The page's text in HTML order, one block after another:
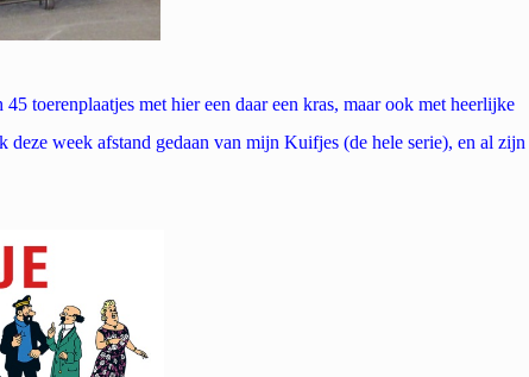
toerenplaatjes met hier een daar een kras, maar ook met heerlijke
deze week afstand gedaan van mijn Kuifjes (de hele serie), en al zijn